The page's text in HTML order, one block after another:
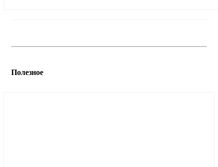
Полезное